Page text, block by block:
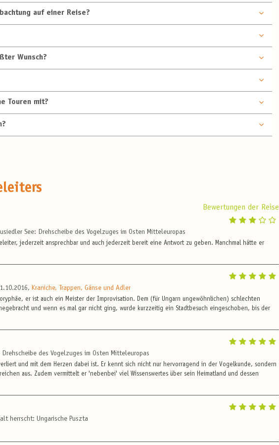
auf einer Reise?
Wunsch?
Touren mit?
Bewertungen der Reise
See: Drehscheibe des Vogelzuges im Osten Mitteleuropas
jederzeit ansprechbar und auch jederzeit bereit eine Antwort zu geben. Manchmal hätte er
Kraniche, Trappen, Gänse und Adler
er ist auch ein Meister der Improvisation. Dem (für Ungarn ungewöhnlichen) schlechten
und wenn es mal gar nicht ging, wurde kurzzeitig ein Stadtbesuch eingeschoben, bis der
Drehscheibe des Vogelzuges im Osten Mitteleuropas
und mit dem Herzen dabei ist. Er kennt sich nicht nur hervorragend in der Vogelkunde, sondern
aus. Zudem vermittelt er 'nebenbei' viel Wissenswertes über sein Heimatland und dessen
herrscht: Ungarische Puszta